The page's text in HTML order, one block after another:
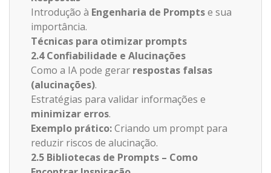
Introdução à Engenharia de Promptse sua
importância.
Técnicas para otimizar prompts
2.4 Confiabilidade e Alucinações
Como a IA pode gerar respostas falsas
(alucinações).
Estratégias para validar informações e
minimizar erros.
Exemplo prático:Criando um prompt para
reduzir riscos de alucinação.
2.5 Bibliotecas de Prompts – Como